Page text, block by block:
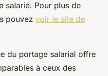
salarié. Pour plus de
pouvez voir le site de
du portage salarial offre
à ceux des